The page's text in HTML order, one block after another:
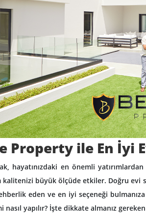
Property ile En İyi
hayatınızdaki en önemli
kalitenizi büyük ölçüde etkiler. Doğru evi
eden ve en iyi seçeneği
nasıl yapılır? İşte dikkate almanız